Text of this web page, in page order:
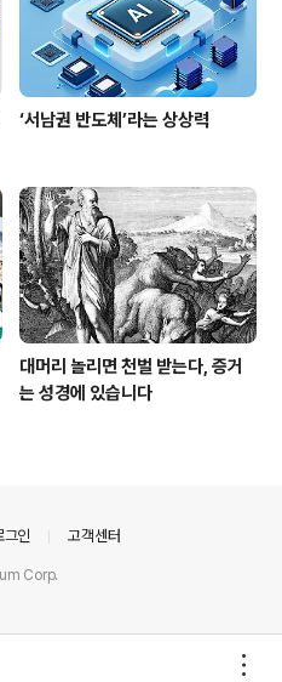
‘서남권 반도체’라는 상상력
대머리 놀리면 천벌 받는다, 증거
는 성경에 있습니다
그인 고객센터
Corp.